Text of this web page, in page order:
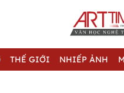
THẾ GIỚI NHIẾP ẢNH